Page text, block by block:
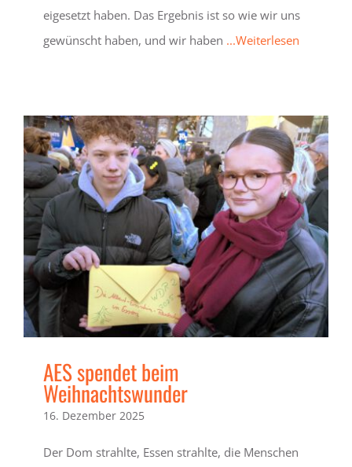
eigesetzt haben. Das Ergebnis ist so wie wir uns
gewünscht haben, und wir haben ...Weiterlesen
AES spendet beim
Weihnachtswunder
16. Dezember 2025
Der Dom strahlte, Essen strahlte, die Menschen